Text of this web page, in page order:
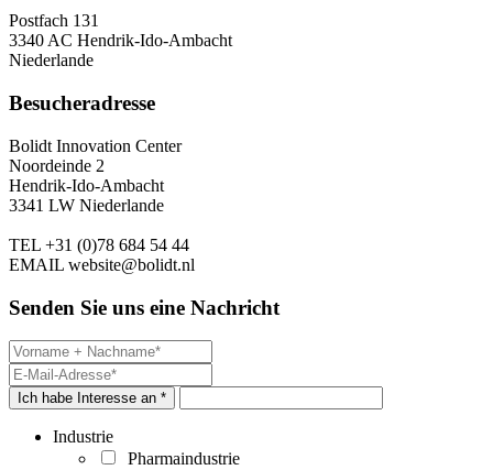
Postfach 131
3340 AC Hendrik-Ido-Ambacht
Niederlande
Besucheradresse
Bolidt Innovation Center
Noordeinde 2
Hendrik-Ido-Ambacht
3341 LW Niederlande
TEL +31 (0)78 684 54 44
EMAIL website@bolidt.nl
Senden Sie uns eine Nachricht
Ich habe Interesse an *
Industrie
Pharmaindustrie